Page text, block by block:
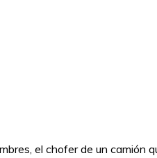
el chofer de un camión